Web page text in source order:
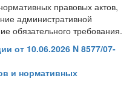
правовых актов,
административной
обязательного требования.
от 10.06.2026 N 8577/07-
и нормативных